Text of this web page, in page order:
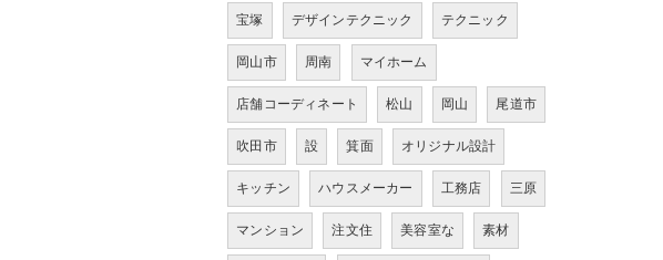
宝塚 デザインテクニック テクニック
岡山市 周南 マイホーム
店舗コーディネート 松山 岡山 尾道市
吹田市 設 箕面 オリジナル設計
キッチン ハウスメーカー 工務店 三原
マンション 注文住 美容室な 素材